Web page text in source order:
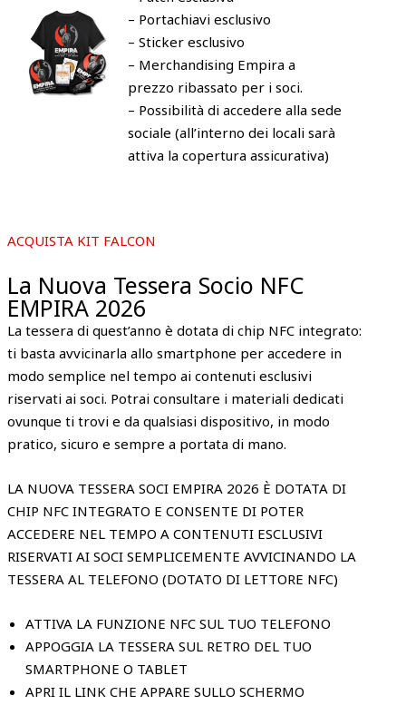
– Portachiavi esclusivo
– Sticker esclusivo
– Merchandising Empira a
prezzo ribassato per i soci.
– Possibilità di accedere alla sede
sociale (all’interno dei locali sarà
attiva la copertura assicurativa)
ACQUISTA KIT FALCON
La Nuova Tessera Socio NFC
EMPIRA 2026
La tessera di quest’anno è dotata di chip NFC integrato:
ti basta avvicinarla allo smartphone per accedere in
modo semplice nel tempo ai contenuti esclusivi
riservati ai soci. Potrai consultare i materiali dedicati
ovunque ti trovi e da qualsiasi dispositivo, in modo
pratico, sicuro e sempre a portata di mano.
LA NUOVA TESSERA SOCI EMPIRA 2026 È DOTATA DI
CHIP NFC INTEGRATO E CONSENTE DI POTER
ACCEDERE NEL TEMPO A CONTENUTI ESCLUSIVI
RISERVATI AI SOCI SEMPLICEMENTE AVVICINANDO LA
TESSERA AL TELEFONO (DOTATO DI LETTORE NFC)
ATTIVA LA FUNZIONE NFC SUL TUO TELEFONO
APPOGGIA LA TESSERA SUL RETRO DEL TUO
SMARTPHONE O TABLET
APRI IL LINK CHE APPARE SULLO SCHERMO